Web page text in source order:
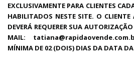
EXCLUSIVAMENTE PARA CLIENTES
HABILITADOS NESTE SITE. O
DEVERÁ REQUERER SUA
MAIL:
MÍNIMA DE 02 (DOIS) DIAS DA DATA